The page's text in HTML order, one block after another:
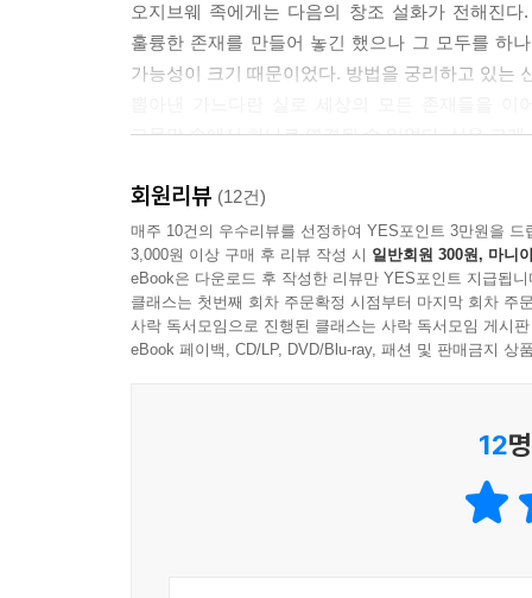
---「이해할 수 없는 것」중에서
나는 그동안 (백인들로부터) 수많은 말을 듣고 또
도 마찬가지다. 따라서 말을 아끼고, 필요할 때만
---「고귀한 붉은 얼굴의 연설」중에서
나는 결코 과장해서 말하는 것이 아니다. 해마다
음을 충만하게 만들었다. 삶 속에는 어느 것 하나
고 있었다. 세상은 언제나 변함없이 하나의 신비였
피쿼트 족은 어디로 갔는가? 오늘날 나라간세트
어디로 갔는가? 그들은 여름 태양에 녹는 눈처럼
아보라. 얼굴 창백한 자들이 파헤쳐 놓은 것밖에
오지브웨 족에게는 다음의 창조 설화가 전해진
훌륭한 존재를 만들어 놓긴 했으나 그 모두를 하
가능성이 크기 때문이었다. 방법을 궁리하고 있는
그물망 속에서 하나로 연결될 수 있었다. 신은 크게
북미 대륙에는 아파치 족, 샤이엔 족, 라코타 족
살았지만 이들 모두가 공통적으로 가진 믿음은 '
부족을 대하는 마음 자세가 그 근본 사상에서 출
'신대륙을 발견했다'며 침입해 왔을 때 가장 이해
받아들이고 가진 것을 나눠 주어 생존할 수 있
지배적이었으며, 이 생각이 무방비 상태의 원주민
간결하면서도 심오하게 우주에 대한 이해를 표현
회원리뷰 (12건)
매주 10건의 우수리뷰를 선정하여 YES포인트 3만원을 드
3,000원 이상 구매 후 리뷰 작성 시 일반회원 300원, 마니
eBook은 다운로드 후 작성한 리뷰만 YES포인트 지급됩니
클래스는 첫번째 회차 주문확정 시점부터 마지막 회차 주
사락 독서모임으로 진행된 클래스는 사락 독서모임 게시
eBook 페이백, CD/LP, DVD/Blu-ray, 패션 및 판매금지 상
12